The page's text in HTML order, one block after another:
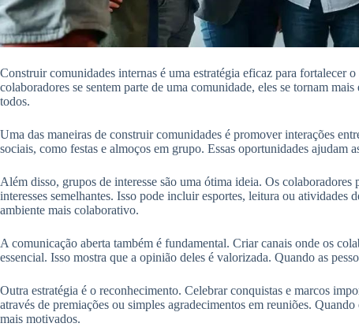
Construir comunidades internas é uma estratégia eficaz para fortalecer o
colaboradores se sentem parte de uma comunidade, eles se tornam
todos.
Uma das maneiras de construir comunidades é promover interações
sociais, como festas e almoços em grupo. Essas oportunidades ajudam
Além disso, grupos de interesse são uma ótima ideia. Os
interesses semelhantes. Isso pode incluir esportes, leitura ou atividades
ambiente mais colaborativo.
A comunicação aberta também é fundamental. Criar canais onde os
essencial. Isso mostra que a opinião deles é valorizada. Quando as
Outra estratégia é o reconhecimento. Celebrar conquistas e marcos
através de premiações ou simples agradecimentos em reuniões.
mais motivados.